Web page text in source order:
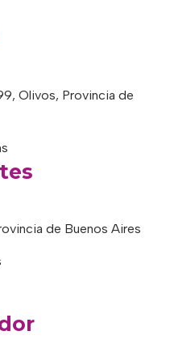
Olivos, Provincia de
de Buenos Aires